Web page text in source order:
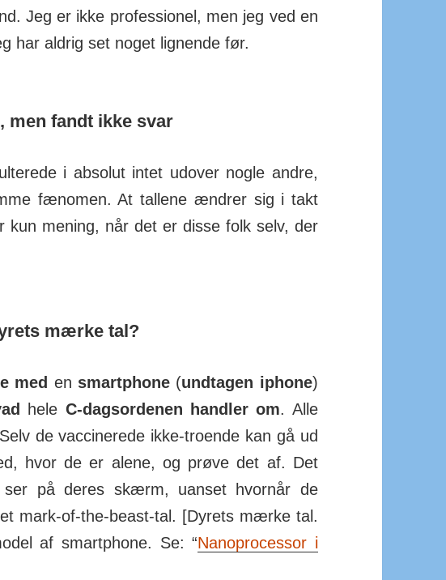
Jeg er ikke pro­fes­sionel, men jeg ved en
har aldrig set noget lig­nende før.
men fandt ikke svar
i absolut intet udover nogle andre,
fæ­nomen. At tallene ændrer sig i takt
kun mening, når det er disse folk selv, der
mærke tal?
med en smart­phone (und­tagen iphone)
hele C-dags­ordenen handler om. Alle
de vac­ci­nerede ikke-troende kan gå ud
hvor de er alene, og prøve det af. Det
på deres skærm, uanset hvornår de
mark-of-the-beast-tal. [Dyrets mærke tal.
af smart­phone. Se: “Nano­pro­cessor i